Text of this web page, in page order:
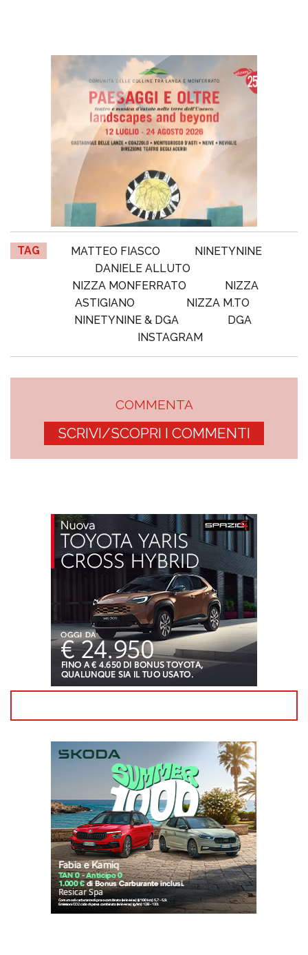
TAG MATTEO FIASCO
NINETYNINE
DANIELE ALLUTO
NIZZA MONFERRATO
NIZZA
ASTIGIANO
NIZZA M.TO
NINETYNINE & DGA
DGA
INSTAGRAM
COMMENTA
SCRIVI/SCOPRI I COMMENTI